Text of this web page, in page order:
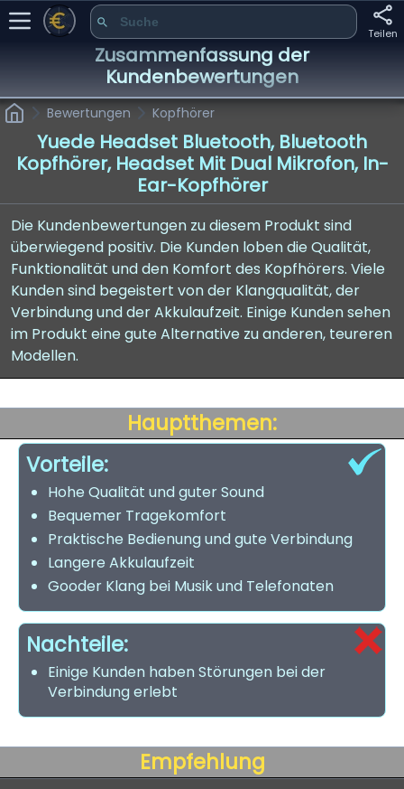
Teilen
Zusammenfassung der
Kundenbewertungen
Bewertungen Kopfhörer
Yuede Headset Bluetooth, Bluetooth
Kopfhörer, Headset Mit Dual Mikrofon, In-
Ear-Kopfhörer
Die Kundenbewertungen zu diesem Produkt sind
überwiegend positiv. Die Kunden loben die Qualität,
Funktionalität und den Komfort des Kopfhörers. Viele
Kunden sind begeistert von der Klangqualität, der
Verbindung und der Akkulaufzeit. Einige Kunden sehen
im Produkt eine gute Alternative zu anderen, teureren
Modellen.
Hauptthemen:
Vorteile:
Hohe Qualität und guter Sound
Bequemer Tragekomfort
Praktische Bedienung und gute Verbindung
Langere Akkulaufzeit
Gooder Klang bei Musik und Telefonaten
Nachteile:
Einige Kunden haben Störungen bei der
Verbindung erlebt
Empfehlung